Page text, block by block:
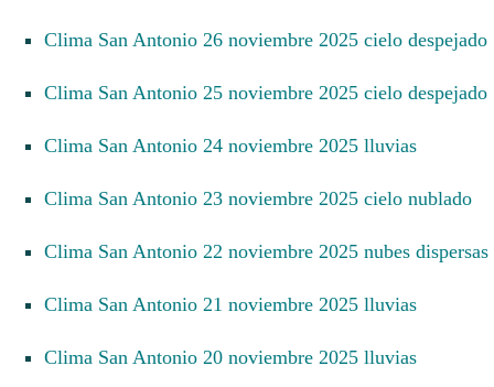
Clima San Antonio 26 noviembre 2025 cielo despejado
Clima San Antonio 25 noviembre 2025 cielo despejado
Clima San Antonio 24 noviembre 2025 lluvias
Clima San Antonio 23 noviembre 2025 cielo nublado
Clima San Antonio 22 noviembre 2025 nubes dispersas
Clima San Antonio 21 noviembre 2025 lluvias
Clima San Antonio 20 noviembre 2025 lluvias